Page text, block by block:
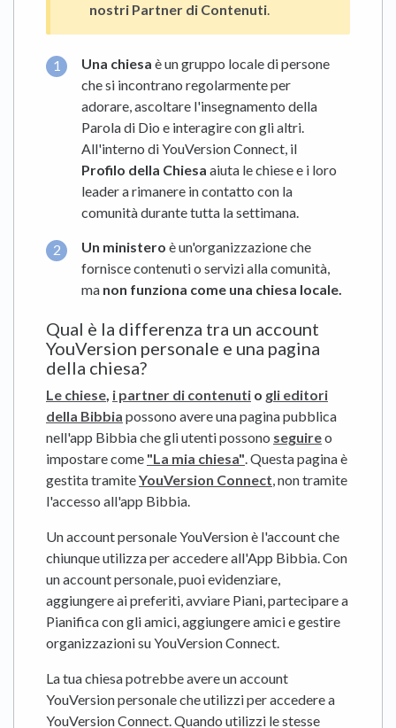
nostri Partner di Contenuti.
Una chiesa è un gruppo locale di persone
che si incontrano regolarmente per
adorare, ascoltare l'insegnamento della
Parola di Dio e interagire con gli altri.
All'interno di YouVersion Connect, il
Profilo della Chiesa aiuta le chiese e i loro
leader a rimanere in contatto con la
comunità durante tutta la settimana.
Un ministero è un'organizzazione che
fornisce contenuti o servizi alla comunità,
ma non funziona come una chiesa locale.
Qual è la differenza tra un account
YouVersion personale e una pagina
della chiesa?
Le chiese, i partner di contenuti o gli editori
della Bibbia possono avere una pagina pubblica
nell'app Bibbia che gli utenti possono seguireo
impostare come "La mia chiesa". Questa pagina è
gestita tramiteYouVersion Connect, non tramite
l'accesso all'app Bibbia.
Un account personale YouVersion è l'account che
chiunque utilizza per accedere all'App Bibbia. Con
un account personale, puoi evidenziare,
aggiungere ai preferiti, avviare Piani, partecipare a
Pianifica con gli amici, aggiungere amici e gestire
organizzazioni su YouVersion Connect.
La tua chiesa potrebbe avere un account
YouVersion personale che utilizzi per accedere a
YouVersion Connect. Quando utilizzi le stesse